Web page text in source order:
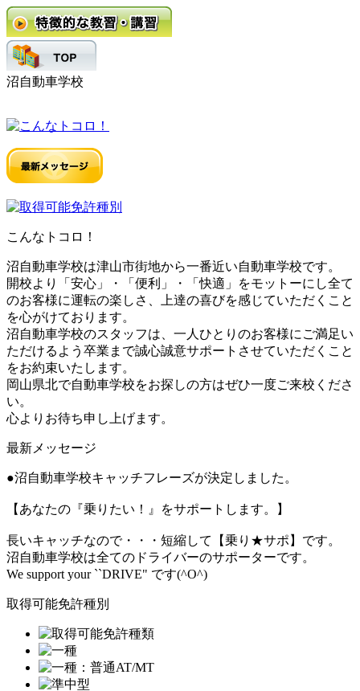
沼自動車学校
こんなトコロ！
沼自動車学校は津山市街地から一番近い自動車学校です。
開校より「安心」・「便利」・「快適」をモットーにし全て
のお客様に運転の楽しさ、上達の喜びを感じていただくこと
を心がけております。
沼自動車学校のスタッフは、一人ひとりのお客様にご満足い
ただけるよう卒業まで誠心誠意サポートさせていただくこと
をお約束いたします。
岡山県北で自動車学校をお探しの方はぜひ一度ご来校くださ
い。
心よりお待ち申し上げます。
最新メッセージ
●沼自動車学校キャッチフレーズが決定しました。
【あなたの『乗りたい！』をサポートします。】
長いキャッチなので・・・短縮して【乗り★サポ】です。
沼自動車学校は全てのドライバーのサポーターです。
We support your ``DRIVE" です(^O^)
取得可能免許種別